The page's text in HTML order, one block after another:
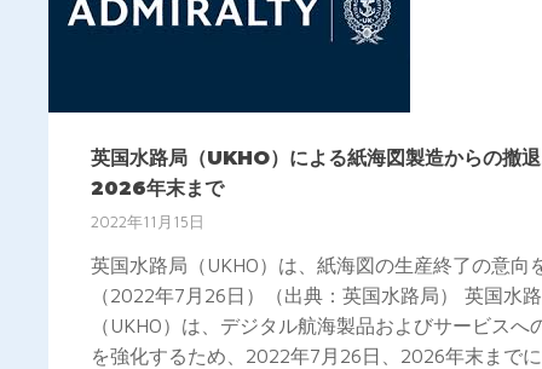
英国水路局（UKHO）による紙海図製造からの撤
2026年末まで
2022年11月15日
英国水路局（UKHO）は、紙海図の生産終了の意向
（2022年7月26日）（出典：英国水路局） 英国水
（UKHO）は、デジタル航海製品およびサービスへ
を強化するため、2022年7月26日、2026年末まで